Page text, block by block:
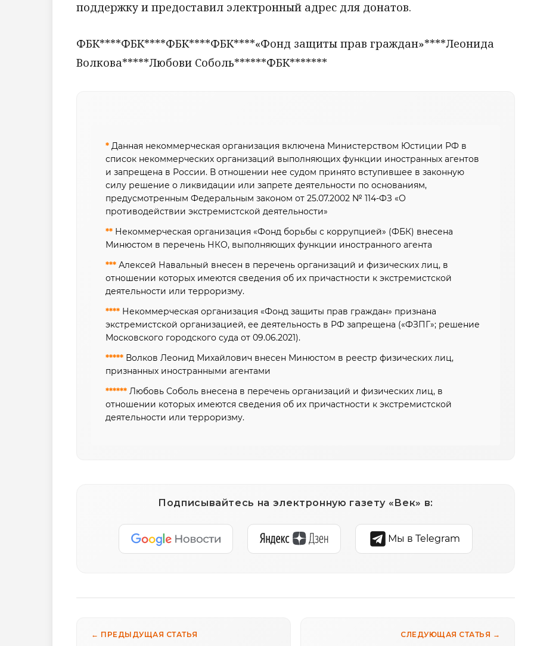
поддержку и предоставил электронный адрес для донатов.
ФБК****ФБК****ФБК****ФБК****«Фонд защиты прав граждан»****Леонида
Волкова*****Любови Соболь******ФБК*******
* Данная некоммерческая организация включена Министерством Юстиции РФ в
список некоммерческих организаций выполняющих функции иностранных агентов
и запрещена в России. В отношении нее судом принято вступившее в законную
силу решение о ликвидации или запрете деятельности по основаниям,
предусмотренным Федеральным законом от 25.07.2002 № 114-ФЗ «О
противодействии экстремистской деятельности»
** Некоммерческая организация «Фонд борьбы с коррупцией» (ФБК) внесена
Минюстом в перечень НКО, выполняющих функции иностранного агента
*** Алексей Навальный внесен в перечень организаций и физических лиц, в
отношении которых имеются сведения об их причастности к экстремистской
деятельности или терроризму.
**** Некоммерческая организация «Фонд защиты прав граждан» признана
экстремистской организацией, ее деятельность в РФ запрещена («ФЗПГ»; решение
Московского городского суда от 09.06.2021).
***** Волков Леонид Михайлович внесен Минюстом в реестр физических лиц,
признанных иностранными агентами
****** Любовь Соболь внесена в перечень организаций и физических лиц, в
отношении которых имеются сведения об их причастности к экстремистской
деятельности или терроризму.
Подписывайтесь на электронную газету «Век» в:
Мы в Telegram
← ПРЕДЫДУЩАЯ СТАТЬЯ СЛЕДУЮЩАЯ СТАТЬЯ →